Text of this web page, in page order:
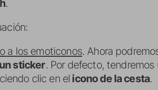
.
a los emoticonos. Ahora
sticker. Por defecto,
clic en el icono de la cesta.